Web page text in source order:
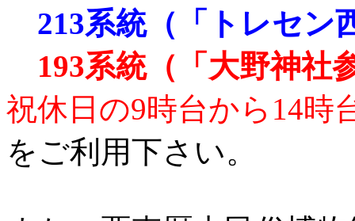
213系統（「トレセン
193系統（「大野神
祝休日の9時台から14時
をご利用下さい。